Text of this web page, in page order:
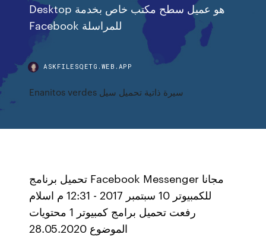
Desktop هو عميل سطح مكتب خاص بخدمة
Facebook للمراسلة
ASKFILESQETG.WEB.APP
Enanitos verdes سيرة ذاتية تحميل سيل
تحميل برنامج Facebook Messenger مجانا
للكمبيوتر 10 سبتمبر 2017 - 12:31 م اسلام
رفعت تحميل برامج كمبيوتر 1 محتويات
الموضوع 28.05.2020